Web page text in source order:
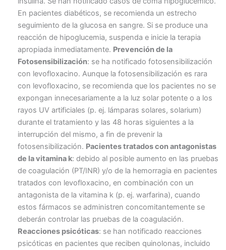
En pacientes diabéticos, se recomienda un estrecho
seguimiento de la glucosa en sangre. Si se produce una
reacción de hipoglucemia, suspenda e inicie la terapia
apropiada inmediatamente. Prevención de la
Fotosensibilización: se ha notificado fotosensibilización
con levofloxacino. Aunque la fotosensibilización es rara
con levofloxacino, se recomienda que los pacientes no se
expongan innecesariamente a la luz solar potente o a los
rayos UV artificiales (p. ej. lámparas solares, solarium)
durante el tratamiento y las 48 horas siguientes a la
interrupción del mismo, a fin de prevenir la
fotosensibilización. Pacientes tratados con antagonistas
de la vitamina k: debido al posible aumento en las pruebas
de coagulación (PT/INR) y/o de la hemorragia en pacientes
tratados con levofloxacino, en combinación con un
antagonista de la vitamina k (p. ej. warfarina), cuando
estos fármacos se administren concomitantemente se
deberán controlar las pruebas de la coagulación.
Reacciones psicóticas: se han notificado reacciones
psicóticas en pacientes que reciben quinolonas, incluido